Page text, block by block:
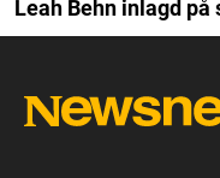
Leah Behn inlagd på